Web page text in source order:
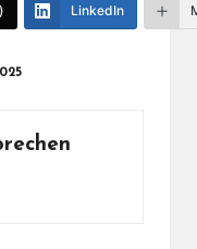
LinkedIn